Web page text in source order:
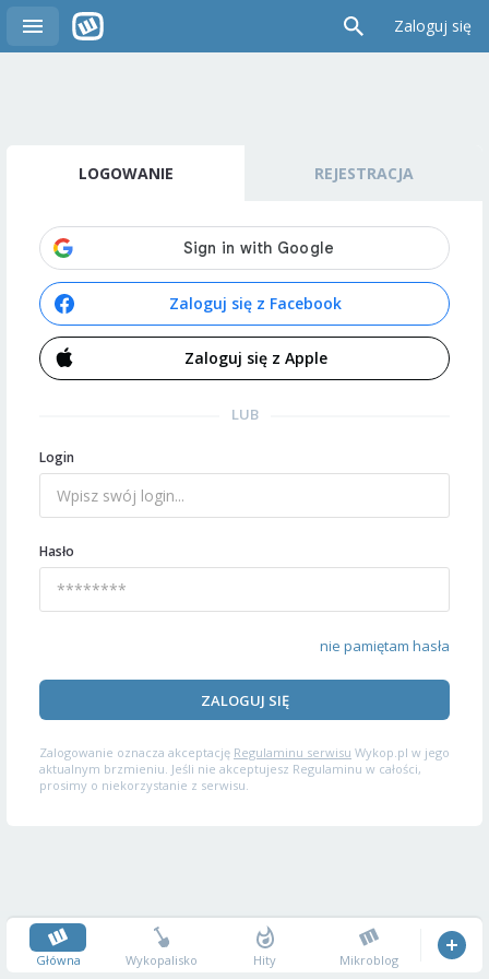
Zaloguj się
LOGOWANIE REJESTRACJA
Zaloguj się z Facebook
Zaloguj się z Apple
LUB
Login
Hasło
nie pamiętam hasła
ZALOGUJ SIĘ
Zalogowanie oznacza akceptację Regulaminu serwisu Wykop.pl w jego
aktualnym brzmieniu. Jeśli nie akceptujesz Regulaminu w całości,
prosimy o niekorzystanie z serwisu.
Główna Wykopalisko Hity Mikroblog